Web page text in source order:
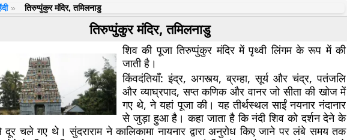
तिरुप्पुंकुर मंदिर, तमिलनाडु
तिरुप्पुंकुर मंदिर, तमिलनाडु
शिव की पूजा तिरुप्पुंकुर मंदिर में पृथ्वी लिंगम के रूप में की
जाती है।
किंवदंतियाँ: इंद्र, अगस्त्य, ब्रम्हा, सूर्य और चंद्र, पतंजलि
और व्याघ्रपाद, सप्त कणिक और वानर जो सीता की खोज में
गए थे, ने यहां पूजा की। यह तीर्थस्थल साईं नयनार नंदानार
से जुड़ा हुआ है। कहा जाता है कि नंदी शिव को दर्शन देने के
दूर चले गए थे। सुंदराराम ने कालिकामा नायनार द्वारा अनुरोध किए जाने पर लंबे समय तक